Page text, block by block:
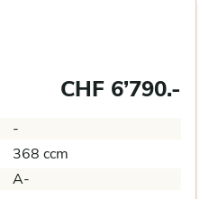
CHF 6’790.-
-
368 ccm
A-